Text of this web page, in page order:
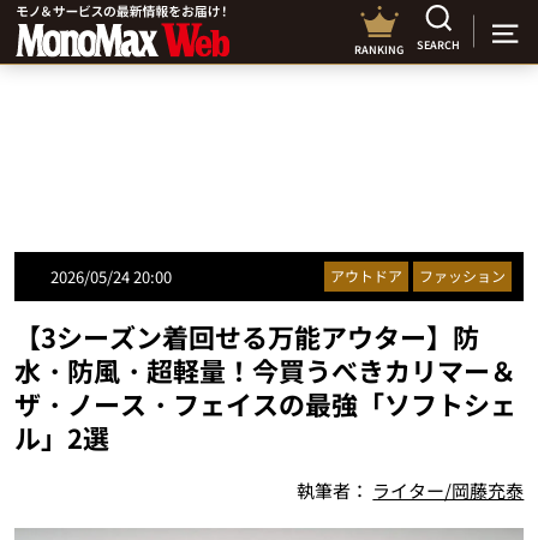
RANKING SEARCH
2026/05/24 20:00 アウトドア ファッション
【3シーズン着回せる万能アウター】防
水・防風・超軽量！今買うべきカリマー＆
ザ・ノース・フェイスの最強「ソフトシェ
ル」2選
執筆者： ライター/岡藤充泰